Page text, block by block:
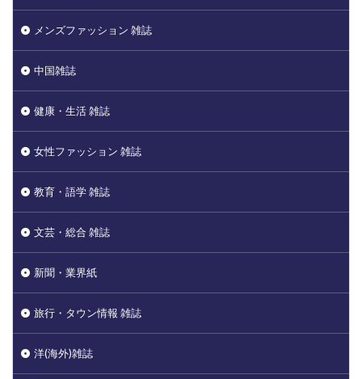
メンズファッション 雑誌
中国雑誌
健康・生活 雑誌
女性ファッション 雑誌
教育・語学 雑誌
文芸・総合 雑誌
新聞・業界紙
旅行・タウン情報 雑誌
洋(海外)雑誌